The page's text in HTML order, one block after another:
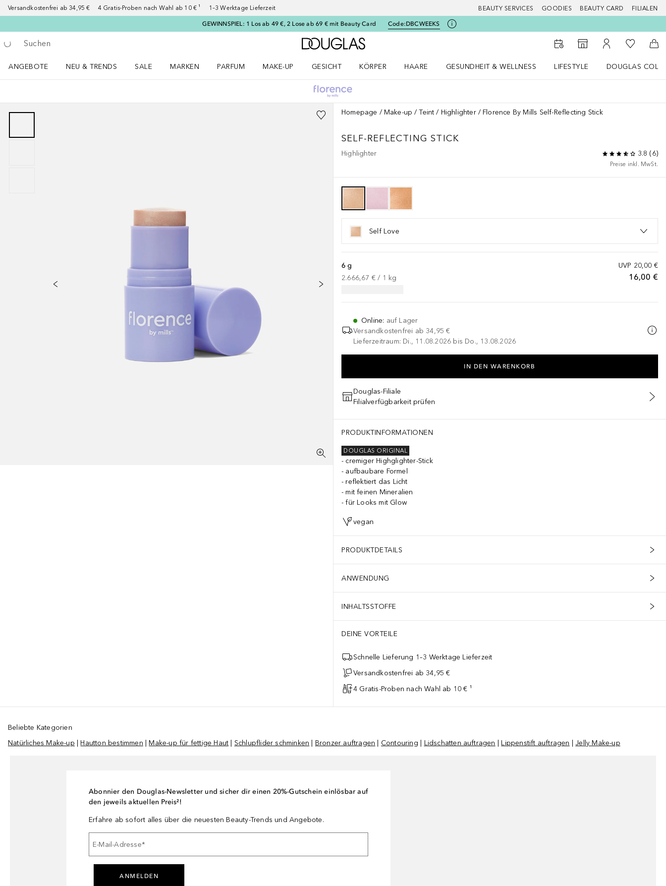
Versandkostenfrei ab 34,95 € 4 Gratis-Proben nach Wahl ab 10 € ¹ 1–3 Werktage Lieferzeit BEAUTY SERVICES GOODIES BEAUTY CARD FILIALEN
GEWINNSPIEL: 1 Los ab 49 €, 2 Lose ab 69 € mit Beauty Card Code:DBCWEEKS
Gehe zurück
Suche ausführen
Zur Douglas Startseite
Zum Storefinder
Zu Meinem
Zu Meiner
ANGEBOTE
NEU & TRENDS
SALE
MARKEN
PARFUM
MAKE-UP
GESICHT
KÖRPER
HAARE
GESUNDHEIT & WELLNESS
LIFESTYLE
DOUGLAS
Homepage Make-up Teint Highlighter Florence By Mills Self-Reflecting Stick
SELF-REFLECTING STICK
Highlighter 3.8 (6)
Preise inkl. MwSt.
Self Love
UVP 20,00 €
16,00 €
6 g
2.666,67 € / 1 kg
Online: auf Lager
Versandkostenfrei ab 34,95 €
Lieferzeitraum: Di., 11.08.2026 bis Do., 13.08.2026
IN DEN WARENKORB
Douglas-Filiale
Filialverfügbarkeit prüfen
PRODUKTINFORMATIONEN
DOUGLAS ORIGINAL
cremiger Highglighter-Stick
aufbaubare Formel
reflektiert das Licht
mit feinen Mineralien
für Looks mit Glow
vegan
PRODUKTDETAILS
ANWENDUNG
INHALTSSTOFFE
DEINE VORTEILE
Schnelle Lieferung 1–3 Werktage Lieferzeit
Versandkostenfrei ab 34,95 €
4 Gratis-Proben nach Wahl ab 10 € ¹
Beliebte Kategorien
Natürliches Make-up |Hautton bestimmen |Make-up für fettige Haut Schlupflider schminken Bronzer auftragen Contouring Lidschatten auftragen |Lippenstift auftragen |Jelly Make-up
Abonnier den Douglas-Newsletter und sicher dir einen 20%-Gutschein einlösbar auf
den jeweils aktuellen Preis²!
Erfahre ab sofort alles über die neuesten Beauty-Trends und Angebote.
E-Mail-Adresse*
ANMELDEN